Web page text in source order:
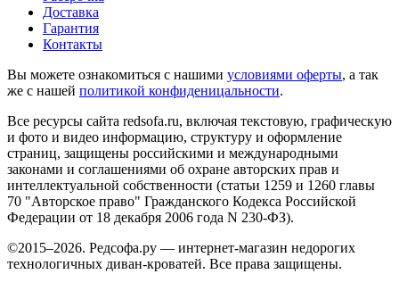
Доставка
Гарантия
Контакты
Вы можете ознакомиться с нашими условиями оферты, а так
же с нашей политикой конфиденицальности.
Все ресурсы сайта redsofa.ru, включая текстовую, графическую
и фото и видео информацию, структуру и оформление
страниц, защищены российскими и международными
законами и соглашениями об охране авторских прав и
интеллектуальной собственности (статьи 1259 и 1260 главы
70 "Авторское право" Гражданского Кодекса Российской
Федерации от 18 декабря 2006 года N 230-ФЗ).
©2015–2026. Редсофа.ру — интернет-магазин недорогих
технологичных диван-кроватей. Все права защищены.